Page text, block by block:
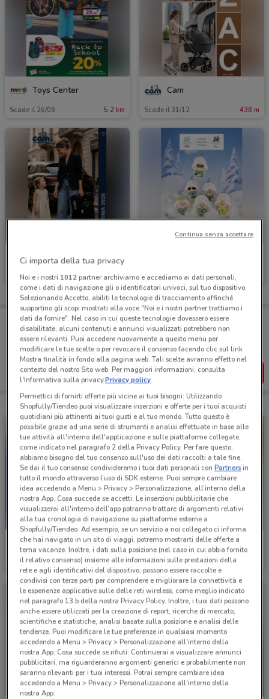
Toys Center
Scade il 26/08 5.2 km
Cam
Scade il 31/12 438 m
Cam
Scade il 31/12 438 m Scade il 31/12
Porta DoveConviene sempre con te!
Puoi trovare le migliori offerte dei negozi vicino a te,
salvarle e creare la tua lista del risparmio, comodamente
dal tuo cellulare.
SCARICA L’APP
Primigi
Scade il 19/05 894 m
Io Bimbo
Scade il 16/08
-5 GIORNI
Ci importa della tua privacy
Noi e i nostri 1012partner archiviamo e accediamo ai dati personali,
come i dati di navigazione gli o identificatori univoci, sul tuo dispositivo.
Selezionando Accetto, abiliti le tecnologie di tracciamento affinché
supportino gli scopi mostrati alla voce "Noi e i nostri partner trattiamo i
dati da fornire". Nel caso in cui queste tecnologie dovessero essere
disabilitate, alcuni contenuti e annunci visualizzati potrebbero non
essere rilevanti. Puoi accedere nuovamente a questo menu per
modificare le tue scelte o per revocare il consenso facendo clic sul link
Mostra finalità in fondo alla pagina web. Tali scelte avranno effetto nel
contesto del nostro Sito web. Per maggiori informazioni, consulta
l'Informativa sulla privacy.Privacy policy
Permettici di fornirti offerte più vicine ai tuoi bisogni: Utilizzando
Shopfully/Tiendeo puoi visualizzare inserzioni e offerte per i tuoi acquisti
quotidiani più attinenti ai tuoi gusti e al tuo mondo. Tutto questo è
possibile grazie ad una serie di strumenti e analisi effettuate in base alle
tue attività all'interno dell'applicazione e sulle piattaforme collegate,
come indicato nel paragrafo 2 della Privacy Policy. Per fare questo,
abbiamo bisogno del tuo consenso sull'uso dei dati raccolti a tale fine.
Se dai il tuo consenso condivideremo i tuoi dati personali conPartnersin
tutto il mondo attraverso l’uso di SDK esterne. Puoi sempre cambiare
idea accedendo a Menu > Privacy > Personalizzazione, all’interno della
nostra App. Cosa succede se accetti: Le inserzioni pubblicitarie che
visualizzerai all'interno dell’app potranno trattare di argomenti relativi
alla tua cronologia di navigazione su piattaforme esterne a
Shopfully/Tiendeo. Ad esempio, se un servizio a noi collegato ci informa
che hai navigato in un sito di viaggi, potremo mostrarti delle offerte a
tema vacanze. Inoltre, i dati sulla posizione (nel caso in cui abbia fornito
il relativo consenso) insieme alle informazioni sulle prestazioni della
rete e agli identificativi del dispositivo, possono essere raccolte e
condivisi con terze parti per comprendere e migliorare la connettività e
le esperienze applicative sulle delle reti wireless, come meglio indicato
nel paragrafo 13.b della nostra Privacy Policy. Inoltre, i tuoi dati possono
anche essere utilizzati per la creazione di report, ricerche di mercato,
scientifiche e statistiche, analisi basate sulla posizione e analisi delle
tendenze. Puoi modificare le tue preferenze in qualsiasi momento
accedendo a Menu > Privacy > Personalizzazione all'interno della
nostra App. Cosa succede se rifiuti: Continuerai a visualizzare annunci
pubblicitari, ma riguarderanno argomenti generici e probabilmente non
saranno rilevanti per i tuoi interessi. Potrai sempre cambiare idea
accedendo a Menu > Privacy > Personalizzazione all'interno della
nostra App.
Continua senza accettare